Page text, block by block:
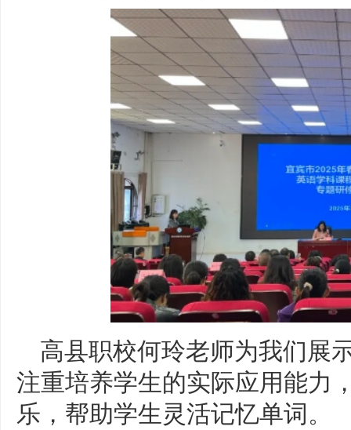
高县职校何玲老师为我们展
注重培养学生的实际应用能力
乐，帮助学生灵活记忆单词。